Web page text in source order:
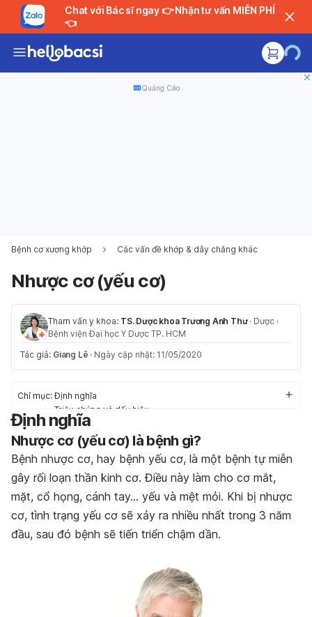
Chat với Bác sĩ ngay 👉 Nhận tư vấn MIỄN PHÍ
👈
Quảng Cáo
Bệnh cơ xương khớp Các vấn đề khớp & dây chằng khác
Nhược cơ (yếu cơ)
Tham vấn y khoa: TS. Dược khoa Trương Anh Thư · Dược ·
Bệnh viện Đại học Y Dược TP. HCM
Tác giả: Giang Lê · Ngày cập nhật: 11/05/2020
Chỉ mục: Định nghĩa
Triệu chứng và dấu hiệu
Nguyên nhân
Nguy cơ mắc bệnh
Điều trị
Phong cách sống và thói quen sinh hoạt
Định nghĩa
Nhược cơ(yếu cơ) là bệnh gì?
Bệnh nhược cơ, hay bệnh yếu cơ, là một bệnh tự miễn
gây rối loạn thần kinh cơ. Điều này làm cho cơ mắt,
mặt, cổ họng, cánh tay… yếu và mệt mỏi. Khi bị nhược
cơ, tình trạng yếu cơ sẽ xảy ra nhiều nhất trong 3 năm
đầu, sau đó bệnh sẽ tiến triển chậm dần.